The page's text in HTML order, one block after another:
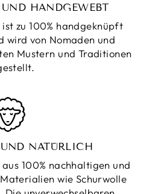
HANDGEWEBT
zu 100% handgeknüpft
wird von Nomaden und
Mustern und Traditionen
NATÜRLICH
100% nachhaltigen und
wie Schurwolle